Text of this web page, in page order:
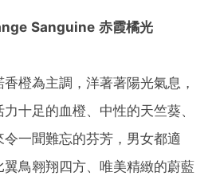
Sanguine 赤霞橘光
橙為主調，洋著著陽光氣息，
十足的血橙、中性的天竺葵、
一聞難忘的芬芳，男女都適
鳥翱翔四方、唯美精緻的蔚藍